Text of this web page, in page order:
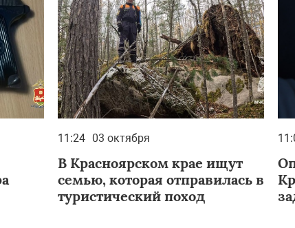
11:24 03 октября
В Красноярском крае ищут
семью, которая отправилась в
туристический поход